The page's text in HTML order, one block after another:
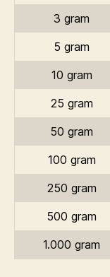
3 gram
5 gram
10 gram
25 gram
50 gram
100 gram
250 gram
500 gram
1.000 gram